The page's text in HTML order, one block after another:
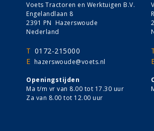
Voets Tractoren en Werktuigen B.V.
Engelandlaan 8
2391 PN Hazerswoude
Nederland
T 0172-215000
E hazerswoude@voets.nl
Openingstijden
Ma t/m vr van 8.00 tot 17.30 uur
Za van 8.00 tot 12.00 uur